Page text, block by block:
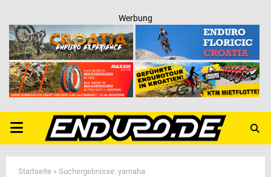
Werbung
PRIMARY
MENU
Startseite » Suchergebnisse: yamaha